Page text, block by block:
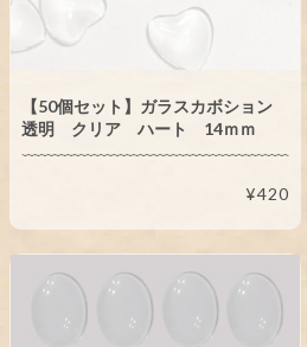
【50個セット】ガラスカボション
透明 クリア ハート 14ｍｍ
¥420